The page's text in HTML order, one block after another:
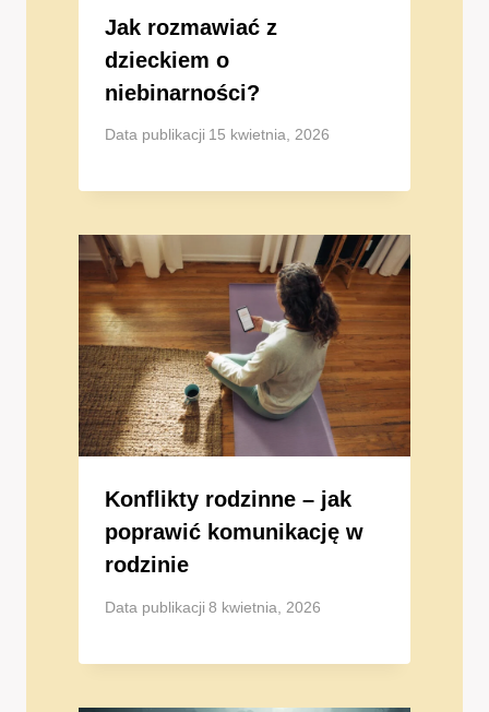
Jak rozmawiać z
dzieckiem o
niebinarności?
Data publikacji 15 kwietnia, 2026
Konflikty rodzinne – jak
poprawić komunikację w
rodzinie
Data publikacji 8 kwietnia, 2026